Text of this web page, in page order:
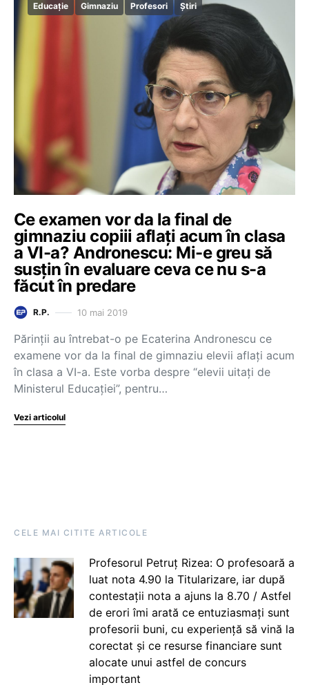
Educație Gimnaziu Profesori Știri
Ce examen vor da la final de
gimnaziu copiii aflați acum în clasa
a VI-a? Andronescu: Mi-e greu să
susțin în evaluare ceva ce nu s-a
făcut în predare
R.P. 10 mai 2019
Părinții au întrebat-o pe Ecaterina Andronescu ce
examene vor da la final de gimnaziu elevii aflați acum
în clasa a VI-a. Este vorba despre “elevii uitați de
Ministerul Educației”, pentru…
Vezi articolul
CELE MAI CITITE ARTICOLE
Profesorul Petruț Rizea: O profesoară a
luat nota 4.90 la Titularizare, iar după
contestații nota a ajuns la 8.70 / Astfel
de erori îmi arată ce entuziasmați sunt
profesorii buni, cu experiență să vină la
corectat și ce resurse financiare sunt
alocate unui astfel de concurs
important